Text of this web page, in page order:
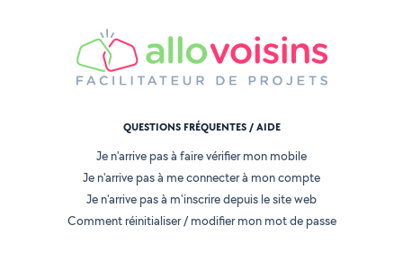
QUESTIONS FRÉQUENTES / AIDE
Je n'arrive pas à faire vérifier mon mobile
Je n'arrive pas à me connecter à mon compte
Je n'arrive pas à m'inscrire depuis le site web
Comment réinitialiser / modifier mon mot de passe